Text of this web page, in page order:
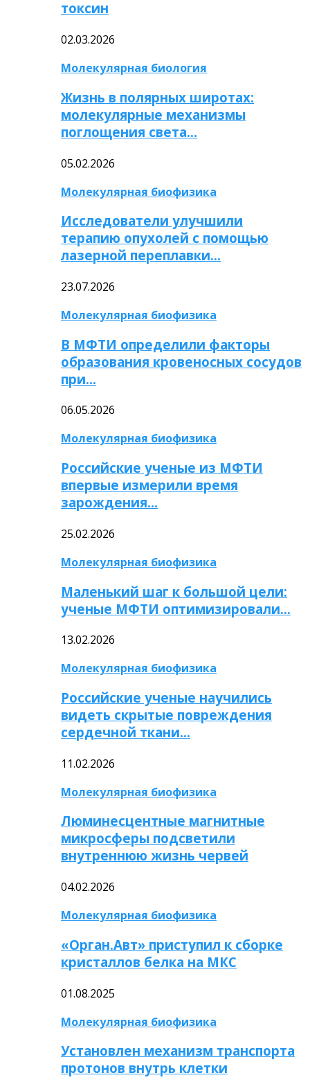
токсин
02.03.2026
Молекулярная биология
Жизнь в полярных широтах:
молекулярные механизмы
поглощения света…
05.02.2026
Молекулярная биофизика
Исследователи улучшили
терапию опухолей с помощью
лазерной переплавки…
23.07.2026
Молекулярная биофизика
В МФТИ определили факторы
образования кровеносных сосудов
при…
06.05.2026
Молекулярная биофизика
Российские ученые из МФТИ
впервые измерили время
зарождения…
25.02.2026
Молекулярная биофизика
Маленький шаг к большой цели:
ученые МФТИ оптимизировали…
13.02.2026
Молекулярная биофизика
Российские ученые научились
видеть скрытые повреждения
сердечной ткани…
11.02.2026
Молекулярная биофизика
Люминесцентные магнитные
микросферы подсветили
внутреннюю жизнь червей
04.02.2026
Молекулярная биофизика
«Орган.Авт» приступил к сборке
кристаллов белка на МКС
01.08.2025
Молекулярная биофизика
Установлен механизм транспорта
протонов внутрь клетки